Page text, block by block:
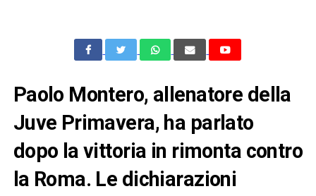
Paolo Montero, allenatore della
Juve Primavera, ha parlato
dopo la vittoria in rimonta contro
la Roma. Le dichiarazioni